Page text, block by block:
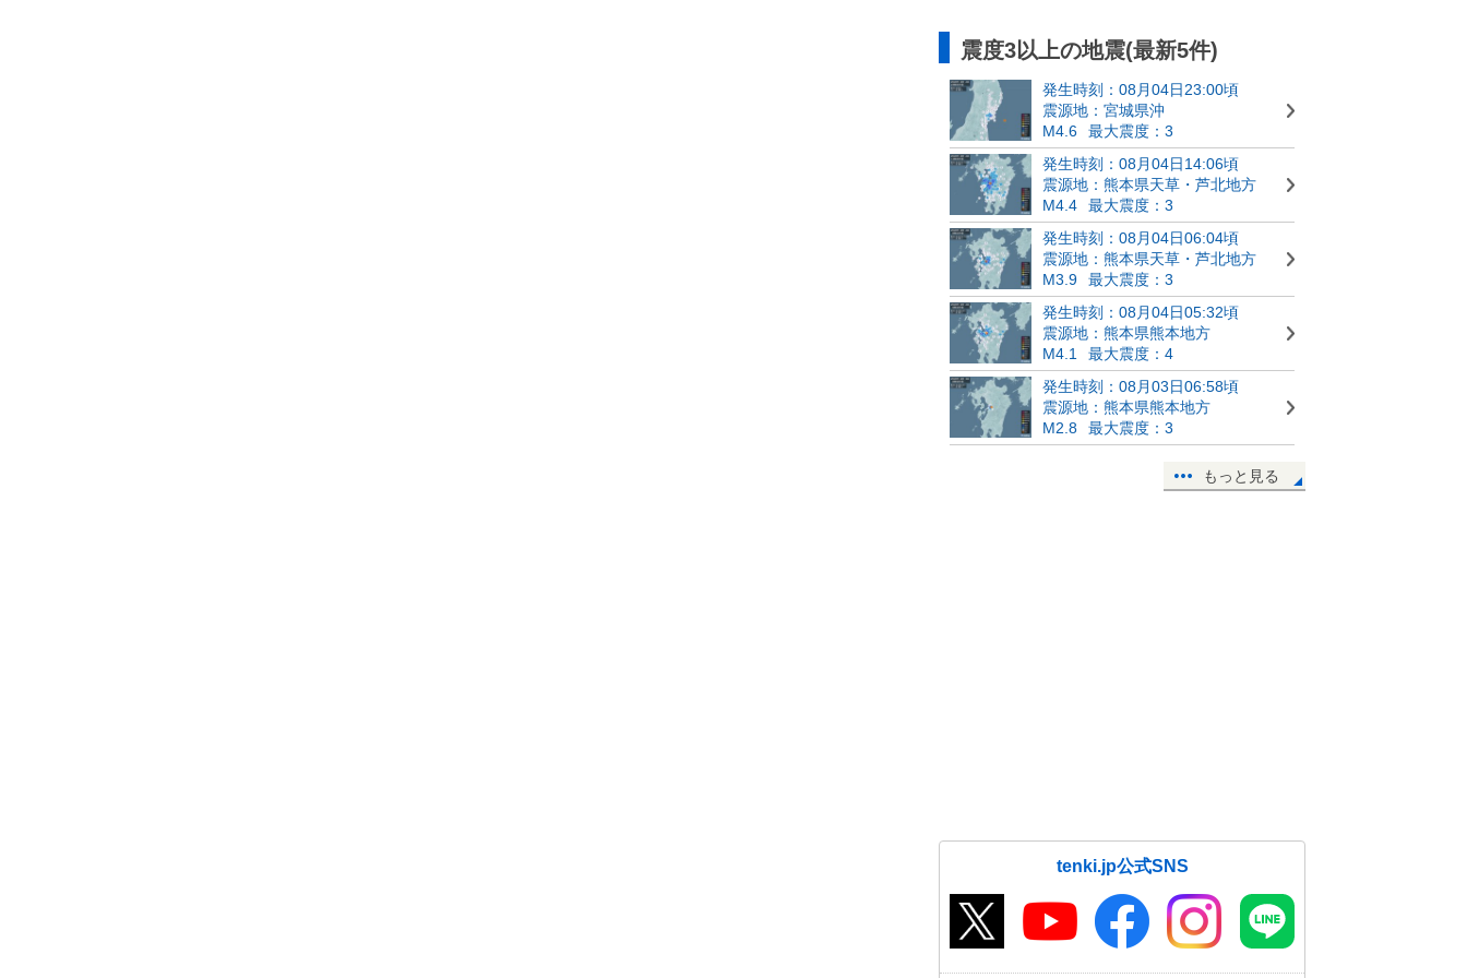
震度3以上の地震(最新5件)
発生時刻：08月04日23:00頃
震源地：宮城県沖
M4.6
最大震度：3
発生時刻：08月04日14:06頃
震源地：熊本県天草・芦北地方
M4.4
最大震度：3
発生時刻：08月04日06:04頃
震源地：熊本県天草・芦北地方
M3.9
最大震度：3
発生時刻：08月04日05:32頃
震源地：熊本県熊本地方
M4.1
最大震度：4
発生時刻：08月03日06:58頃
震源地：熊本県熊本地方
M2.8
最大震度：3
もっと見る
tenki.jp公式SNS